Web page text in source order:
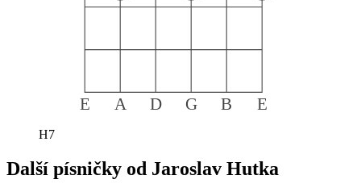
E A D G B E
H7
Další písničky od Jaroslav Hutka